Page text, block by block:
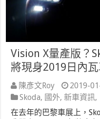
Vision X量產版？
將現身2019日內
陳彥文Roy
2019-
Skoda, 國外,新車資訊,
在去年的巴黎車展上，